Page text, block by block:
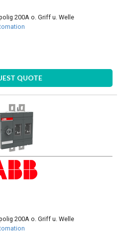
200A o. Griff u. Welle
QUOTE
200A o. Griff u. Welle